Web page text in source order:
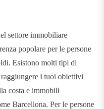
settore immobiliare
popolare per le persone
Esistono molti tipi di
i tuoi obiettivi
costa e immobili
Barcellona. Per le persone